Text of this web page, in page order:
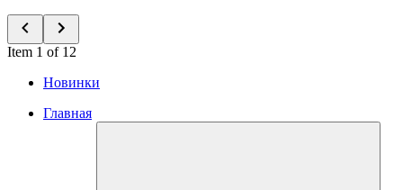
Item 1 of 12
Новинки
Главная